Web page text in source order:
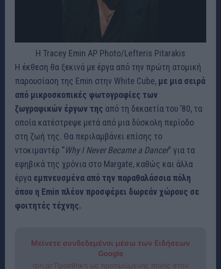
Η Tracey Emin AP Photo/Lefteris Pitarakis
Η έκθεση θα ξεκινά με έργα από την πρώτη ατομική
παρουσίαση της Emin στην White Cube, με μια σειρά
από μικροσκοπικές φωτογραφίες των
ζωγραφικών έργων της από τη δεκαετία του ’80, τα
οποία κατέστρεψε μετά από μια δύσκολη περίοδο
στη ζωή της. Θα περιλαμβάνει επίσης το
ντοκιμαντέρ “Why I Never Became a Dancer” για τα
εφηβικά της χρόνια στο Margate, καθώς και άλλα
έργα εμπνευσμένα από την παραθαλάσσια πόλη
όπου η Emin πλέον προσφέρει δωρεάν χώρους σε
φοιτητές τέχνης.
Μείνετε συνδεδεμένοι μέσω των Ειδήσεων
Google
rpn.gr Προσθήκη ως προτιμώμενης πηγής στην